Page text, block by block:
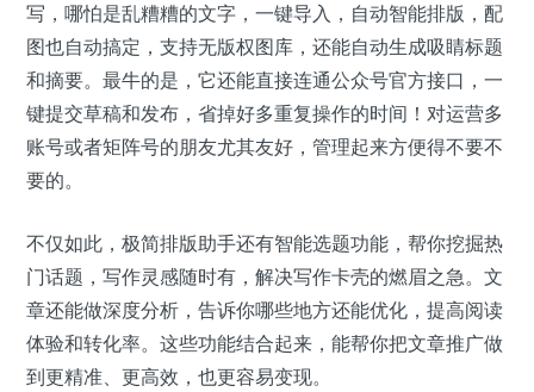
写，哪怕是乱糟糟的文字，一键导入，自动智能排版，配
图也自动搞定，支持无版权图库，还能自动生成吸睛标题
和摘要。最牛的是，它还能直接连通公众号官方接口，一
键提交草稿和发布，省掉好多重复操作的时间！对运营多
账号或者矩阵号的朋友尤其友好，管理起来方便得不要不
要的。
不仅如此，极简排版助手还有智能选题功能，帮你挖掘热
门话题，写作灵感随时有，解决写作卡壳的燃眉之急。文
章还能做深度分析，告诉你哪些地方还能优化，提高阅读
体验和转化率。这些功能结合起来，能帮你把文章推广做
到更精准、更高效，也更容易变现。